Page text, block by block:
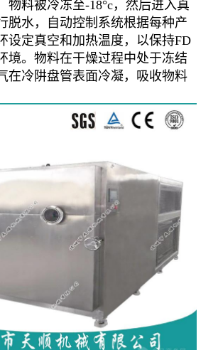
物料被冷冻至-18°c，然后进入真
脱水，自动控制系统根据每种产
设定真空和加热温度，以保持FD
境。物料在干燥过程中处于冻结
在冷阱盘管表面冷凝，吸收物料